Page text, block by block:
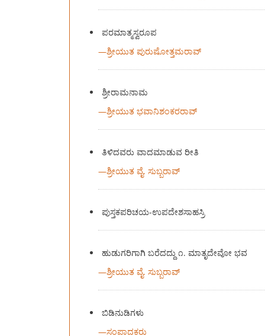
ಪರಮಾತ್ಮಸ್ವರೂಪ
—ಶ್ರೀಯುತ ಪುರುಷೋತ್ತಮರಾವ್
ಶ್ರೀರಾಮನಾಮ
—ಶ್ರೀಯುತ ಭವಾನಿಶಂಕರರಾವ್
ತಿಳಿದವರು ವಾದಮಾಡುವ ರೀತಿ
—ಶ್ರೀಯುತ ವೈ. ಸುಬ್ಬರಾವ್
ಪುಸ್ತಕಪರಿಚಯ-ಉಪದೇಶಸಾಹಸ್ರಿ
ಹುಡುಗರಿಗಾಗಿ ಬರೆದದ್ದು ೧. ಮಾತೃದೇವೋ ಭವ
—ಶ್ರೀಯುತ ವೈ. ಸುಬ್ಬರಾವ್
ಬಿಡಿನುಡಿಗಳು
—ಸಂಪಾದಕರು